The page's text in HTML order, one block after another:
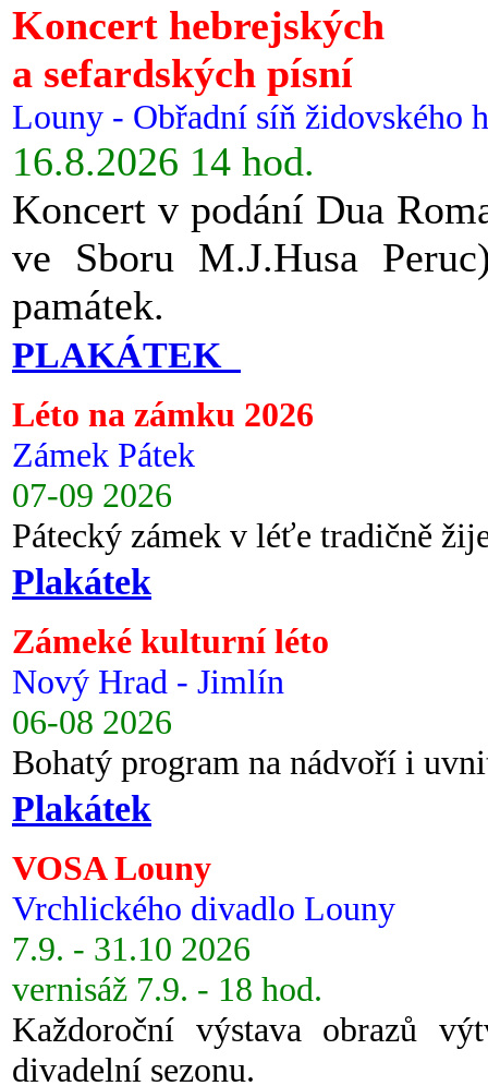
Koncert hebrejských
a sefardských písní
Louny - Obřadní síň židovského
16.8.2026 14 hod.
Koncert v podání Dua
ve Sboru M.J.Husa
památek.
PLAKÁTEK
Léto na zámku 2026
Zámek Pátek
07-09 2026
Pátecký zámek v léťe tradičně
Plakátek
Zámeké kulturní léto
Nový Hrad - Jimlín
06-08 2026
Bohatý program na nádvoří i
Plakátek
VOSA Louny
Vrchlického divadlo Louny
7.9. - 31.10 2026
vernisáž 7.9. - 18 hod.
Každoroční výstava obrazů
divadelní sezonu.